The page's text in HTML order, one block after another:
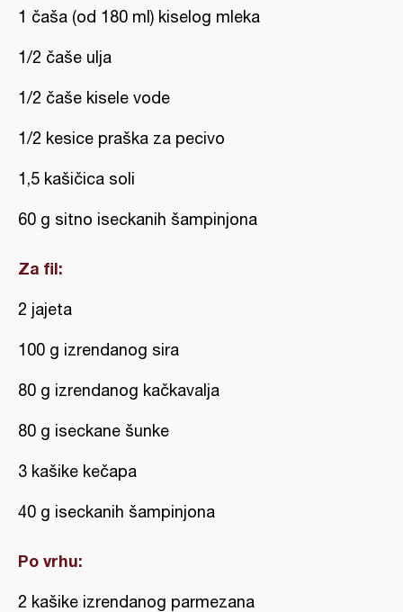
1 čaša (od 180 ml) kiselog mleka
1/2 čaše ulja
1/2 čaše kisele vode
1/2 kesice praška za pecivo
1,5 kašičica soli
60 g sitno iseckanih šampinjona
Za fil:
2 jajeta
100 g izrendanog sira
80 g izrendanog kačkavalja
80 g iseckane šunke
3 kašike kečapa
40 g iseckanih šampinjona
Po vrhu:
2 kašike izrendanog parmezana